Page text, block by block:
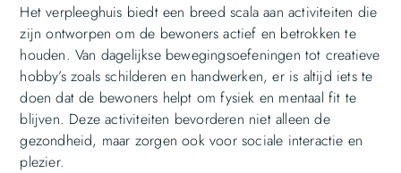
Het verpleeghuis biedt een breed scala aan activiteiten die
zijn ontworpen om de bewoners actief en betrokken te
houden. Van dagelijkse bewegingsoefeningen tot creatieve
hobby’s zoals schilderen en handwerken, er is altijd iets te
doen dat de bewoners helpt om fysiek en mentaal fit te
blijven. Deze activiteiten bevorderen niet alleen de
gezondheid, maar zorgen ook voor sociale interactie en
plezier.